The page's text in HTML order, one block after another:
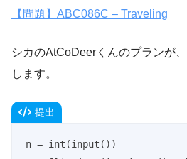
【問題】ABC086C – Traveling
シカのAtCoDeerくんのプランが
します。
提出
n = int(input())